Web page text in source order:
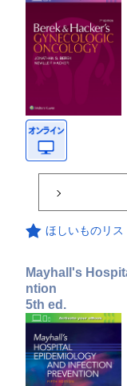
ほしいものリス
Mayhall's
ntion
5th ed.